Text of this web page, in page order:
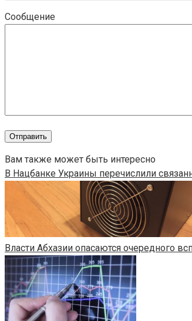
Сообщение
Вам также может быть интересно
В Нацбанке Украины перечислили
Власти Абхазии опасаются очередного